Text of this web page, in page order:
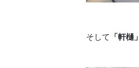
そして 「軒樋」